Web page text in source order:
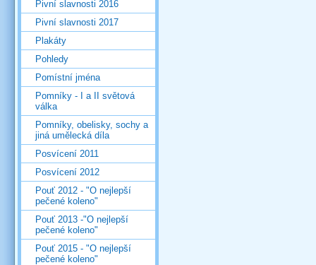
Pivní slavnosti 2016
Pivní slavnosti 2017
Plakáty
Pohledy
Pomístní jména
Pomníky - I a II světová
válka
Pomníky, obelisky, sochy a
jiná umělecká díla
Posvícení 2011
Posvícení 2012
Pouť 2012 - "O nejlepší
pečené koleno"
Pouť 2013 -"O nejlepší
pečené koleno"
Pouť 2015 - "O nejlepší
pečené koleno"